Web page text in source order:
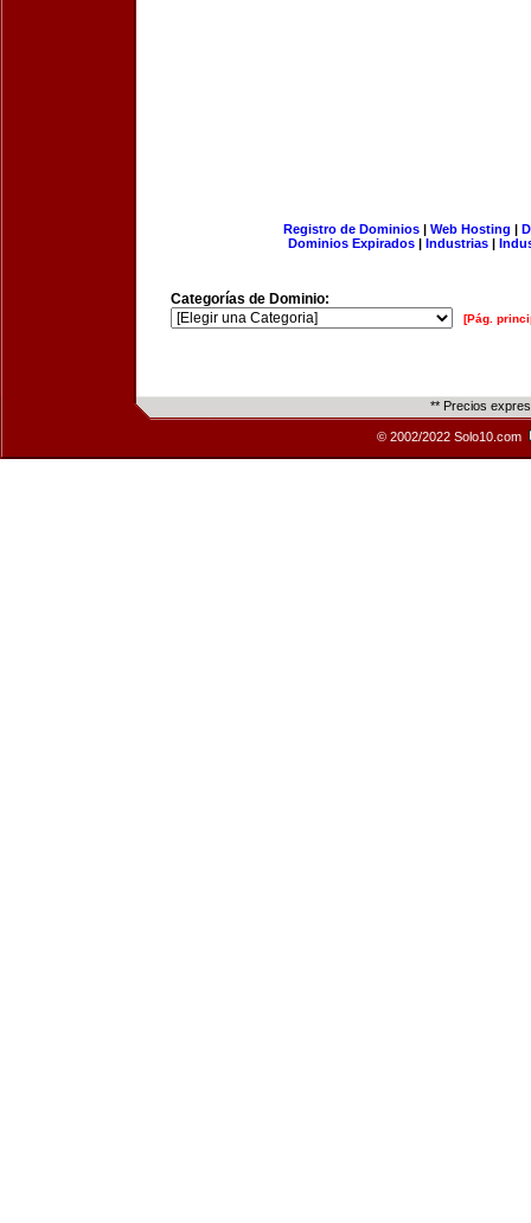
Registro de Dominios| Web Hosting |
Dominios Expirados | Industrias |
Categorías de Dominio:
[Pág.
** Precios
© 2002/2022 Solo10.com